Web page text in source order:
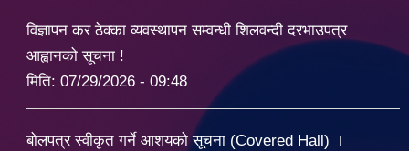
विज्ञापन कर ठेक्का व्यवस्थापन सम्वन्धी शिलवन्दी दरभाउपत्र
आह्वानको सूचना !
मिति: 07/29/2026 - 09:48
बोलपत्र स्वीकृत गर्ने आशयको सूचना (Covered Hall) ।